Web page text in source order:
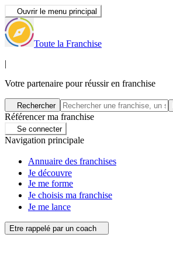
Ouvrir le menu principal
Toute la Franchise
|
Votre partenaire pour réussir en franchise
Rechercher
Référencer ma franchise
Se connecter
Navigation principale
Annuaire des franchises
Je découvre
Je me forme
Je choisis ma franchise
Je me lance
Etre rappelé par un coach